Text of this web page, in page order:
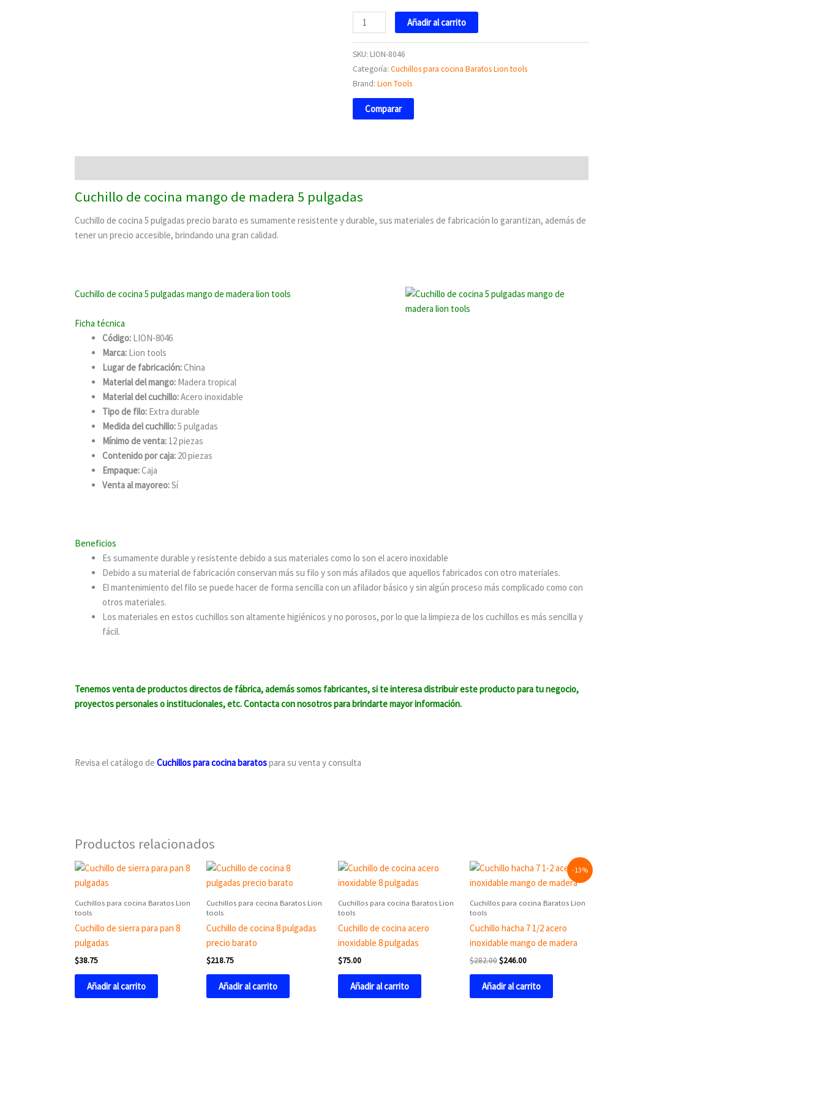
Añadir al carrito
SKU: LION-8046
Categoría: Cuchillos para cocina Baratos Lion tools
Brand: Lion Tools
Comparar
Cuchillo de cocina mango de madera 5 pulgadas
Cuchillo de cocina 5 pulgadas precio barato es sumamente resistente y durable, sus materiales de fabricación lo garantizan, además de
tener un precio accesible, brindando una gran calidad.
Cuchillo de cocina 5 pulgadas mango de madera lion tools
Ficha técnica
Código: LION-8046
Marca: Lion tools
Lugar de fabricación:China
Material del mango: Madera tropical
Material del cuchillo:Acero inoxidable
Tipo de filo: Extra durable
Medida del cuchillo:5 pulgadas
Mínimo de venta: 12 piezas
Contenido por caja: 20 piezas
Empaque:Caja
Venta al mayoreo:Sí
Beneficios
Es sumamente durable y resistente debido a sus materiales como lo son el acero inoxidable
Debido a su material de fabricación conservan más su filo y son más afilados que aquellos fabricados con otro materiales.
El mantenimiento del filo se puede hacer de forma sencilla con un afilador básico y sin algún proceso más complicado como con
otros materiales.
Los materiales en estos cuchillos son altamente higiénicos y no porosos, por lo que la limpieza de los cuchillos es más sencilla y
fácil.
Tenemos venta de productos directos de fábrica, además somos fabricantes, si te interesa distribuir este producto para tu negocio,
proyectos personales o institucionales, etc. Contacta con nosotros para brindarte mayor información.
Revisa el catálogo deCuchillos para cocina baratospara su venta y consulta
Productos relacionados
Cuchillos para cocina Baratos Lion
tools
Cuchillo de sierra para pan 8
pulgadas
$38.75
Añadir al carrito
Cuchillos para cocina Baratos Lion
tools
Cuchillo de cocina 8 pulgadas
precio barato
$218.75
Añadir al carrito
Cuchillos para cocina Baratos Lion
tools
Cuchillo de cocina acero
inoxidable 8 pulgadas
$75.00
Añadir al carrito
-13%
Cuchillos para cocina Baratos Lion
tools
Cuchillo hacha 7 1/2 acero
inoxidable mango de madera
$282.00
Original
was:
$246.00
Current
is:
Añadir al carrito